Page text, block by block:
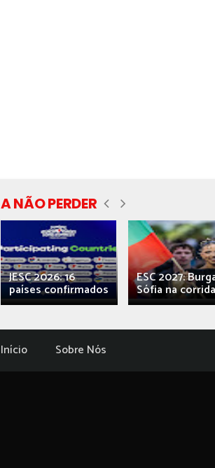
A NÃO PERDER
JESC 2026: 16
países confirmados
ESC 2027:
Sófia na
Início Sobre Nós